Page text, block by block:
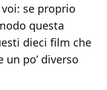
se proprio
questa
dieci film che
po’ diverso